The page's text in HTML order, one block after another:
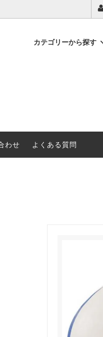
カテゴリーから探す
製品など
わせ よくある質問